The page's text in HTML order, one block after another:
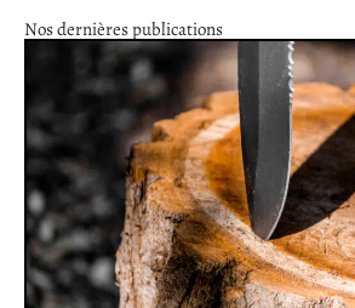
Nos dernières publications